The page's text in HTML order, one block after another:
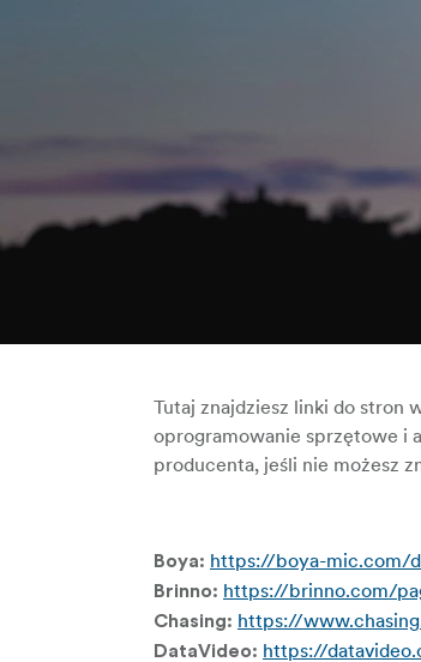
Tutaj znajdziesz linki do stron
oprogramowanie sprzętowe i
producenta, jeśli nie możesz
Boya: https://boya-mic.com/
Brinno: https://brinno.com/
Chasing: https://
DataVideo: https://